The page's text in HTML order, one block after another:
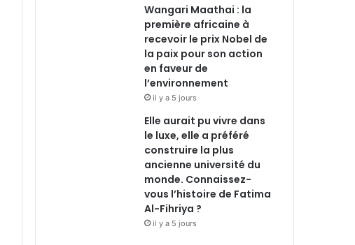
Wangari Maathai : la
première africaine à
recevoir le prix Nobel de
la paix pour son action
en faveur de
l’environnement
il y a 5 jours
Elle aurait pu vivre dans
le luxe, elle a préféré
construire la plus
ancienne université du
monde. Connaissez-
vous l’histoire de Fatima
Al-Fihriya ?
il y a 5 jours